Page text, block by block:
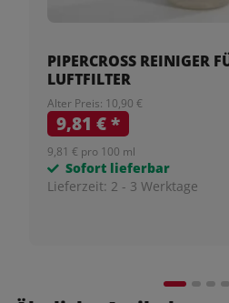
PIPERCROSS REINIGER
LUFTFILTER
Alter Preis: 10,90 €
9,81 €*
9,81 € pro 100 ml
Sofort lieferbar
Lieferzeit: 2 - 3 Werktage